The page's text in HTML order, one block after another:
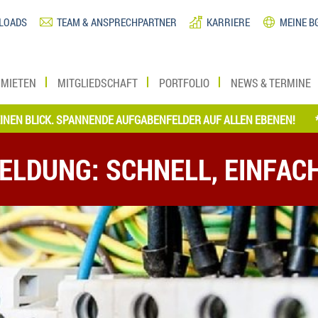
TEAM & ANSPRECHPARTNER KARRIERE MEINE
MIETEN MITGLIEDSCHAFT PORTFOLIO NEWS & TERMINE
SPANNENDE AUFGABENFELDER AUF ALLEN EBENEN! ***
SCHNELL,